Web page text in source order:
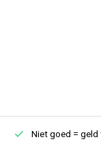
Niet goed = geld